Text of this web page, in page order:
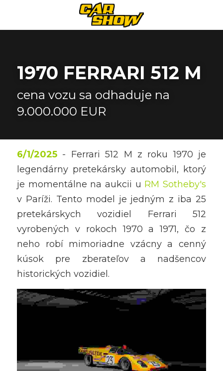
1970 FERRARI 512 M
cena vozu sa odhaduje na
9.000.000 EUR
6/1/2025 - Ferrari 512 M z roku 1970 je
legendárny pretekársky automobil, ktorý
je momentálne na aukcii u RM Sotheby's
v Paríži. Tento model je jedným z iba 25
pretekárskych vozidiel Ferrari 512
vyrobených v rokoch 1970 a 1971, čo z
neho robí mimoriadne vzácny a cenný
kúsok pre zberateľov a nadšencov
historických vozidiel.